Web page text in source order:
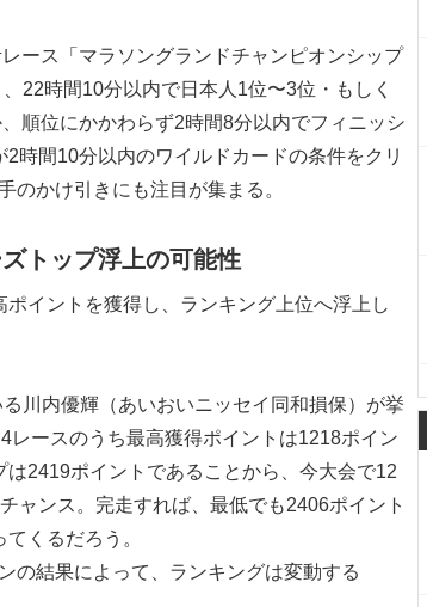
ース「マラソングランドチャンピオンシップ
22時間10分以内で日本人1位〜3位・もしく
順位にかかわらず2時間8分以内でフィニッシ
時間10分以内のワイルドカードの条件をクリ
のかけ引きにも注目が集まる。
トップ浮上の可能性
イントを獲得し、ランキング上位へ浮上し
川内優輝（あいおいニッセイ同和損保）が挙
レースのうち最高獲得ポイントは1218ポイン
は2419ポイントであることから、今大会で12
ャンス。完走すれば、最低でも2406ポイント
くるだろう。
の結果によって、ランキングは変動する